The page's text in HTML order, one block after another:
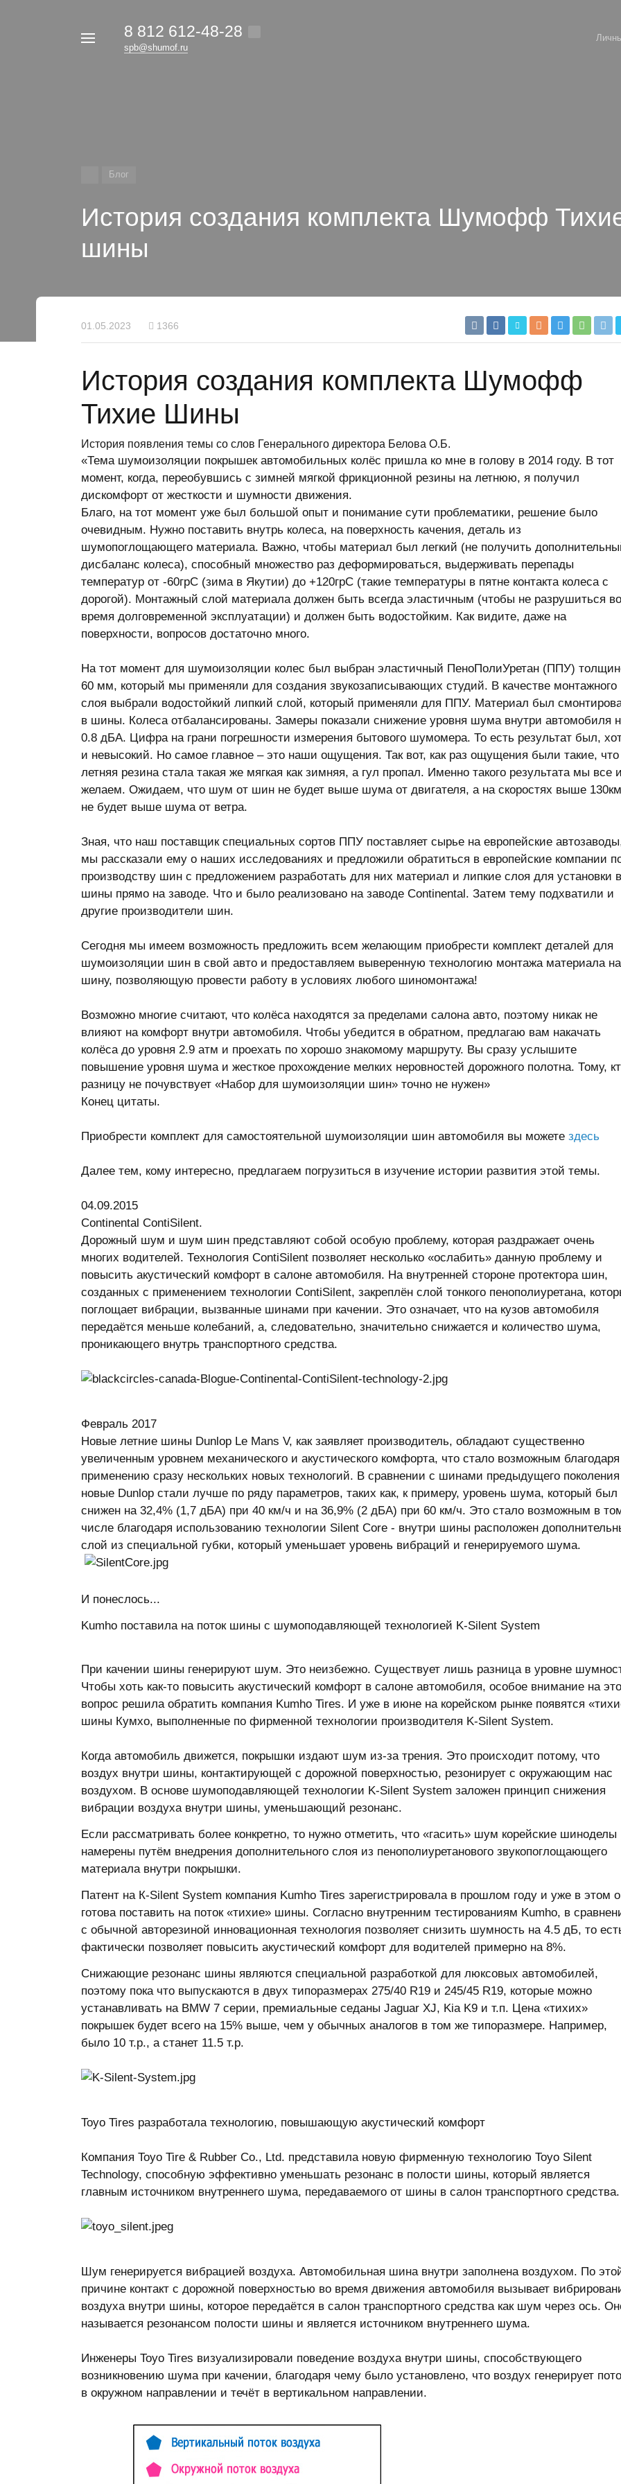
8 812 612-48-28
spb@shumof.ru
Блог
История создания комплекта Шумофф
шины
01.05.2023 1366
История создания комплекта Шумофф
Тихие Шины
История появления темы со слов Генерального директора Белова О.Б.
«Тема шумоизоляции покрышек автомобильных колёс пришла ко мне в голову в 2014 году. В тот
момент, когда, переобувшись с зимней мягкой фрикционной резины на летнюю, я получил
дискомфорт от жесткости и шумности движения.
Благо, на тот момент уже был большой опыт и понимание сути проблематики, решение было
очевидным. Нужно поставить внутрь колеса, на поверхность качения, деталь из
шумопоглощающего материала. Важно, чтобы материал был легкий (не получить
дисбаланс колеса), способный множество раз деформироваться, выдерживать перепады
температур от -60грС (зима в Якутии) до +120грС (такие температуры в пятне контакта колеса с
дорогой). Монтажный слой материала должен быть всегда эластичным (чтобы не разрушиться во
время долговременной эксплуатации) и должен быть водостойким. Как видите, даже на
поверхности, вопросов достаточно много.
На тот момент для шумоизоляции колес был выбран эластичный ПеноПолиУретан (ППУ)
60 мм, который мы применяли для создания звукозаписывающих студий. В качестве монтажного
слоя выбрали водостойкий липкий слой, который применяли для ППУ. Материал был
в шины. Колеса отбалансированы. Замеры показали снижение уровня шума внутри автомобиля
0.8 дБА. Цифра на грани погрешности измерения бытового шумомера. То есть результат был,
и невысокий. Но самое главное – это наши ощущения. Так вот, как раз ощущения были такие, что
летняя резина стала такая же мягкая как зимняя, а гул пропал. Именно такого результата мы все
желаем. Ожидаем, что шум от шин не будет выше шума от двигателя, а на скоростях выше
не будет выше шума от ветра.
Зная, что наш поставщик специальных сортов ППУ поставляет сырье на европейские
мы рассказали ему о наших исследованиях и предложили обратиться в европейские компании
производству шин с предложением разработать для них материал и липкие слоя для установки в
шины прямо на заводе. Что и было реализовано на заводе Continental. Затем тему подхватили и
другие производители шин.
Сегодня мы имеем возможность предложить всем желающим приобрести комплект деталей для
шумоизоляции шин в свой авто и предоставляем выверенную технологию монтажа материала на
шину, позволяющую провести работу в условиях любого шиномонтажа!
Возможно многие считают, что колёса находятся за пределами салона авто, поэтому никак не
влияют на комфорт внутри автомобиля. Чтобы убедится в обратном, предлагаю вам накачать
колёса до уровня 2.9 атм и проехать по хорошо знакомому маршруту. Вы сразу услышите
повышение уровня шума и жесткое прохождение мелких неровностей дорожного полотна. Тому,
разницу не почувствует «Набор для шумоизоляции шин» точно не нужен»
Конец цитаты.
Приобрести комплект для самостоятельной шумоизоляции шин автомобиля вы можете здесь
Далее тем, кому интересно, предлагаем погрузиться в изучение истории развития этой темы.
04.09.2015
Continental ContiSilent.
Дорожный шум и шум шин представляют собой особую проблему, которая раздражает очень
многих водителей. Технология ContiSilent позволяет несколько «ослабить» данную проблему и
повысить акустический комфорт в салоне автомобиля. На внутренней стороне протектора шин,
созданных с применением технологии ContiSilent, закреплён слой тонкого пенополиуретана,
поглощает вибрации, вызванные шинами при качении. Это означает, что на кузов автомобиля
передаётся меньше колебаний, а, следовательно, значительно снижается и количество шума,
проникающего внутрь транспортного средства.
Февраль 2017
Новые летние шины Dunlop Le Mans V, как заявляет производитель, обладают существенно
увеличенным уровнем механического и акустического комфорта, что стало возможным благодаря
применению сразу нескольких новых технологий. В сравнении с шинами предыдущего поколения
новые Dunlop стали лучше по ряду параметров, таких как, к примеру, уровень шума, который был
снижен на 32,4% (1,7 дБА) при 40 км/ч и на 36,9% (2 дБА) при 60 км/ч. Это стало возможным в
числе благодаря использованию технологии Silent Core - внутри шины расположен
слой из специальной губки, который уменьшает уровень вибраций и генерируемого шума.
И понеслось...
Kumho поставила на поток шины с шумоподавляющей технологией K-Silent System
При качении шины генерируют шум. Это неизбежно. Существует лишь разница в уровне
Чтобы хоть как-то повысить акустический комфорт в салоне автомобиля, особое внимание на
вопрос решила обратить компания Kumho Tires. И уже в июне на корейском рынке появятся
шины Кумхо, выполненные по фирменной технологии производителя K-Silent System.
Когда автомобиль движется, покрышки издают шум из-за трения. Это происходит потому, что
воздух внутри шины, контактирующей с дорожной поверхностью, резонирует с окружающим нас
воздухом. В основе шумоподавляющей технологии K-Silent System заложен принцип снижения
вибрации воздуха внутри шины, уменьшающий резонанс.
Если рассматривать более конкретно, то нужно отметить, что «гасить» шум корейские шиноделы
намерены путём внедрения дополнительного слоя из пенополиуретанового звукопоглощающего
материала внутри покрышки.
Патент на К-Silent System компания Kumho Tires зарегистрировала в прошлом году и уже в этом
готова поставить на поток «тихие» шины. Согласно внутренним тестированиям Kumho, в
с обычной авторезиной инновационная технология позволяет снизить шумность на 4.5 дБ, то
фактически позволяет повысить акустический комфорт для водителей примерно на 8%.
Снижающие резонанс шины являются специальной разработкой для люксовых автомобилей,
поэтому пока что выпускаются в двух типоразмерах 275/40 R19 и 245/45 R19, которые можно
устанавливать на BMW 7 серии, премиальные седаны Jaguar XJ, Kia K9 и т.п. Цена «тихих»
покрышек будет всего на 15% выше, чем у обычных аналогов в том же типоразмере. Например,
было 10 т.р., а станет 11.5 т.р.
Toyo Tires разработала технологию, повышающую акустический комфорт
Компания Toyo Tire & Rubber Co., Ltd. представила новую фирменную технологию Toyo Silent
Technology, способную эффективно уменьшать резонанс в полости шины, который является
главным источником внутреннего шума, передаваемого от шины в салон транспортного средства.
Шум генерируется вибрацией воздуха. Автомобильная шина внутри заполнена воздухом. По
причине контакт с дорожной поверхностью во время движения автомобиля вызывает
воздуха внутри шины, которое передаётся в салон транспортного средства как шум через ось.
называется резонансом полости шины и является источником внутреннего шума.
Инженеры Toyo Tires визуализировали поведение воздуха внутри шины, способствующего
возникновению шума при качении, благодаря чему было установлено, что воздух генерирует
в окружном направлении и течёт в вертикальном направлении.